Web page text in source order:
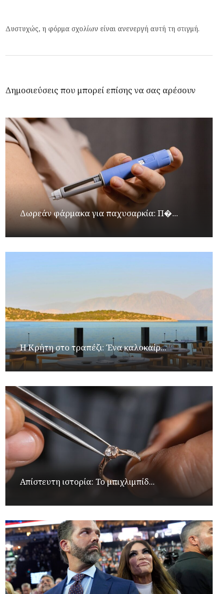
Δυστυχώς, η φόρμα σχολίων είναι ανενεργή αυτή τη στιγμή.
Δημοσιεύσεις που μπορεί επίσης να σας αρέσουν
Δωρεάν φάρμακα για παχυσαρκία: Π�...
Η Κρήτη στο τραπέζι: Ένα καλοκαίρ...
Απίστευτη ιστορία: Το μπιχλιμπίδ...